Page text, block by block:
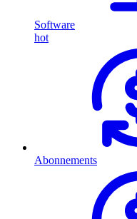
Software
hot
Abonnements